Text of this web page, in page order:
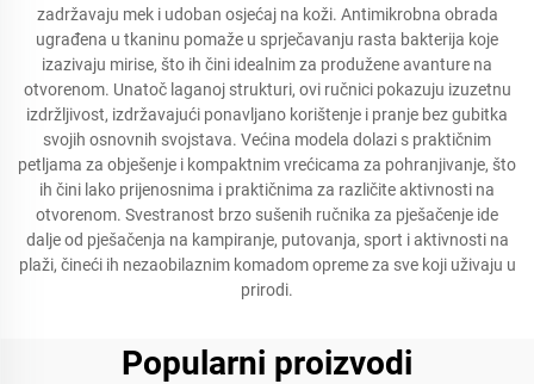
zadržavaju mek i udoban osjećaj na koži. Antimikrobna obrada
ugrađena u tkaninu pomaže u sprječavanju rasta bakterija koje
izazivaju mirise, što ih čini idealnim za produžene avanture na
otvorenom. Unatoč laganoj strukturi, ovi ručnici pokazuju izuzetnu
izdržljivost, izdržavajući ponavljano korištenje i pranje bez gubitka
svojih osnovnih svojstava. Većina modela dolazi s praktičnim
petljama za obješenje i kompaktnim vrećicama za pohranjivanje, što
ih čini lako prijenosnima i praktičnima za različite aktivnosti na
otvorenom. Svestranost brzo sušenih ručnika za pješačenje ide
dalje od pješačenja na kampiranje, putovanja, sport i aktivnosti na
plaži, čineći ih nezaobilaznim komadom opreme za sve koji uživaju u
prirodi.
Popularni proizvodi